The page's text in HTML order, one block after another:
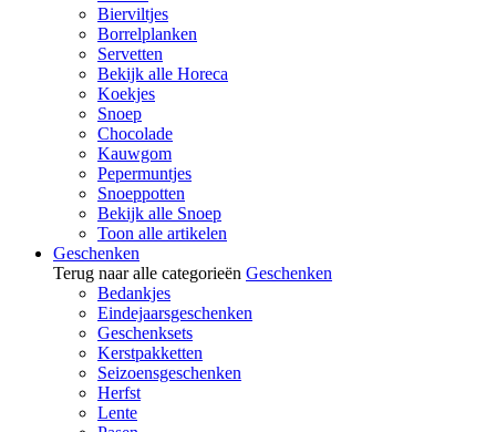
Bierviltjes
Borrelplanken
Servetten
Bekijk alle Horeca
Koekjes
Snoep
Chocolade
Kauwgom
Pepermuntjes
Snoeppotten
Bekijk alle Snoep
Toon alle artikelen
Geschenken
Terug naar alle categorieën Geschenken
Bedankjes
Eindejaarsgeschenken
Geschenksets
Kerstpakketten
Seizoensgeschenken
Herfst
Lente